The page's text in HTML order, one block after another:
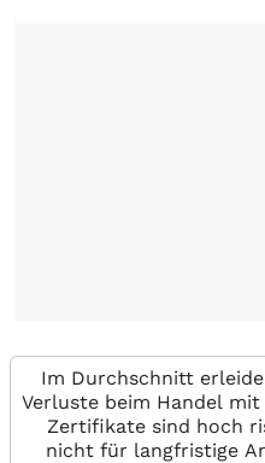
Im Durchschnitt
Verluste beim Handel
Zertifikate sind hoch
nicht für langfristige